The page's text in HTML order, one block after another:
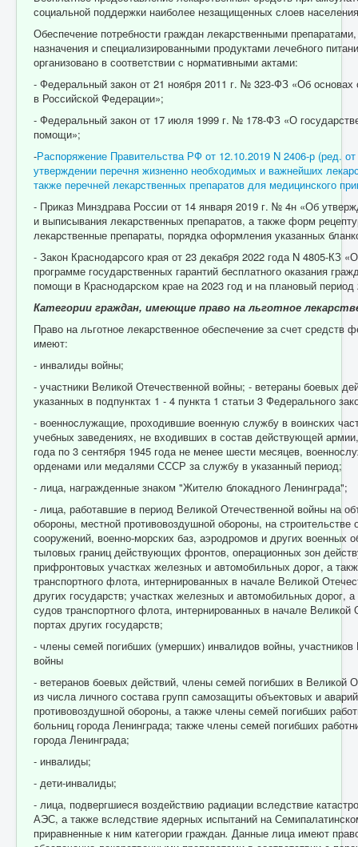
социальной поддержки наиболее незащищенных слоев
Обеспечение потребности граждан лекарственными
назначения и специализированными продуктами лечебного
организовано в соответствии с нормативными актами:
- Федеральный закон от 21 ноября 2011 г. № 323-ФЗ «Об основах
в Российской Федерации»;
- Федеральный закон от 17 июля 1999 г. № 178-ФЗ «О
помощи»;
-Распоряжение Правительства РФ от 12.10.2019 N 2406-р (ред.
утверждении перечня жизненно необходимых и важнейших
также перечней лекарственных препаратов для медицинского
- Приказ Минздрава России от 14 января 2019 г. № 4н «Об
и выписывания лекарственных препаратов, а также форм
лекарственные препараты, порядка оформления указанных
- Закон Краснодарсого края от 23 декабря 2022 года N 4805-КЗ
программе государственных гарантий бесплатного оказания
помощи в Краснодарском крае на 2023 год и на плановый период
Категории граждан, имеющие право на льготное
Право на льготное лекарственное обеспечение за счет средств
имеют:
- инвалиды войны;
- участники Великой Отечественной войны; - ветераны боевых
указанных в подпунктах 1 - 4 пункта 1 статьи 3 Федерального
- военнослужащие, проходившие военную службу в воинских
учебных заведениях, не входивших в состав действующей
года по 3 сентября 1945 года не менее шести месяцев,
орденами или медалями СССР за службу в указанный период;
- лица, награжденные знаком "Жителю блокадного Ленинграда";
- лица, работавшие в период Великой Отечественной войны на
обороны, местной противовоздушной обороны, на строитель­стве
сооружений, военно-морских баз, аэродромов и других военных
тыловых границ действующих фронтов, операционных зон
прифронтовых участках железных и автомобильных дорог, а
транспортного флота, интернированных в начале Великой
других государств; участках железных и автомобильных дорог,
судов транспортного флота, интернированных в начале Великой
портах других государств;
- члены семей погибших (умерших) инвалидов войны, участников
войны
- ветеранов боевых действий, члены семей погибших в Великой
из числа личного состава групп самозащиты объектовых и
противовоздушной обороны, а также члены семей погибших
больниц города Ленинграда; также члены семей погибших
города Ленинграда;
- инвалиды;
- дети-инвалиды;
- лица, подвергшиеся воздействию радиации вследствие
АЭС, а также вследствие ядерных испытаний на
приравненные к ним категории граждан. Данные лица имеют